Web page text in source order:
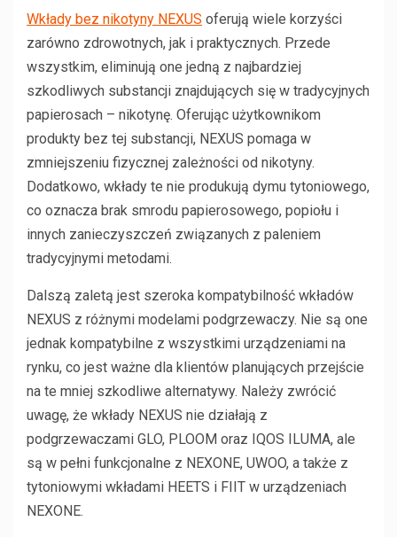
Wkłady bez nikotyny NEXUS oferują wiele korzyści
zarówno zdrowotnych, jak i praktycznych. Przede
wszystkim, eliminują one jedną z najbardziej
szkodliwych substancji znajdujących się w tradycyjnych
papierosach – nikotynę. Oferując użytkownikom
produkty bez tej substancji, NEXUS pomaga w
zmniejszeniu fizycznej zależności od nikotyny.
Dodatkowo, wkłady te nie produkują dymu tytoniowego,
co oznacza brak smrodu papierosowego, popiołu i
innych zanieczyszczeń związanych z paleniem
tradycyjnymi metodami.
Dalszą zaletą jest szeroka kompatybilność wkładów
NEXUS z różnymi modelami podgrzewaczy. Nie są one
jednak kompatybilne z wszystkimi urządzeniami na
rynku, co jest ważne dla klientów planujących przejście
na te mniej szkodliwe alternatywy. Należy zwrócić
uwagę, że wkłady NEXUS nie działają z
podgrzewaczami GLO, PLOOM oraz IQOS ILUMA, ale
są w pełni funkcjonalne z NEXONE, UWOO, a także z
tytoniowymi wkładami HEETS i FIIT w urządzeniach
NEXONE.